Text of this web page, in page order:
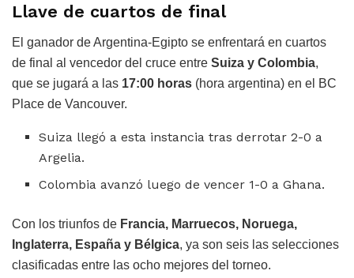
Llave de cuartos de final
El ganador de Argentina-Egipto se enfrentará en cuartos
de final al vencedor del cruce entre Suiza y Colombia,
que se jugará a las 17:00 horas (hora argentina) en el BC
Place de Vancouver.
Suiza llegó a esta instancia tras derrotar 2-0 a
Argelia.
Colombia avanzó luego de vencer 1-0 a Ghana.
Con los triunfos de Francia, Marruecos, Noruega,
Inglaterra, España y Bélgica, ya son seis las selecciones
clasificadas entre las ocho mejores del torneo.